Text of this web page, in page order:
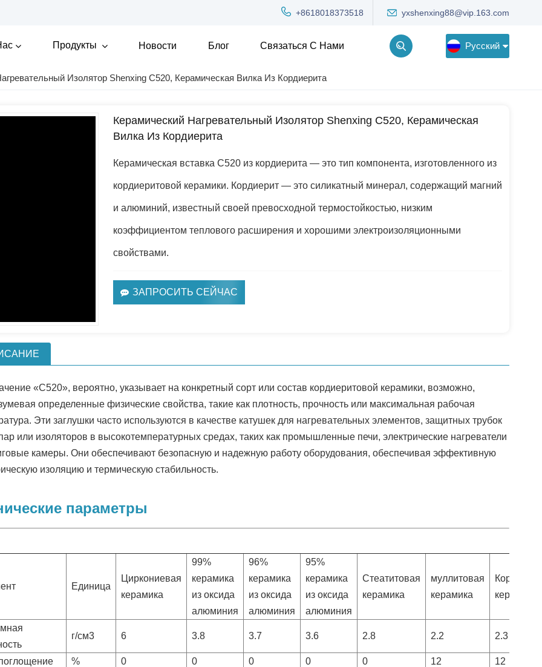
+8618018373518 yxshenxing88@vip.163.com
Продукты Новости Блог Связаться С Нами Русский
Deutsch
Изолятор Shenxing C520, Керамическая Вилка Из Кордиерита
Керамический Нагревательный Изолятор Shenxing C520, Керамическая
Вилка Из Кордиерита
Керамическая вставка C520 из кордиерита — это тип компонента, изготовленного из
кордиеритовой керамики. Кордиерит — это силикатный минерал, содержащий магний
и алюминий, известный своей превосходной термостойкостью, низким
коэффициентом теплового расширения и хорошими электроизоляционными
свойствами.
ЗАПРОСИТЬ СЕЙЧАС
«C520», вероятно, указывает на конкретный сорт или состав кордиеритовой керамики, возможно,
определенные физические свойства, такие как плотность, прочность или максимальная рабочая
Эти заглушки часто используются в качестве катушек для нагревательных элементов, защитных трубок
или изоляторов в высокотемпературных средах, таких как промышленные печи, электрические нагреватели
камеры. Они обеспечивают безопасную и надежную работу оборудования, обеспечивая эффективную
изоляцию и термическую стабильность.
параметры
Единица
Циркониевая
керамика
99%
керамика
из оксида
алюминия
96%
керамика
из оксида
алюминия
95%
керамика
из оксида
алюминия
Стеатитовая
керамика
муллитовая
керамика
керамика
г/см3 6 3.8 3.7 3.6 2.8 2.2 2.3
% 0 0 0 0 0 12
12